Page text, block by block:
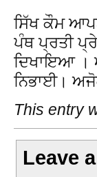
ਸਿੱਖ ਕੌਮ
ਪੰਥ ਪ੍ਰਤੀ
ਦਿਖਾਇਆ ।
ਨਿਭਾਈ।
This entry
Leave